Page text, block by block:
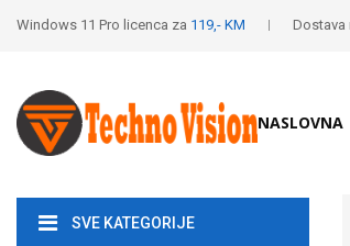
Windows 11 Pro licenca za 119,- KM Dostava
NASLOVNA
SVE KATEGORIJE